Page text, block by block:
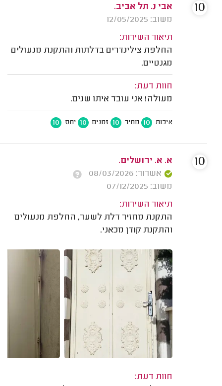
אבי נ. תל אביב.
משוב: 12/05/2025
תיאור השירות:
החלפת צילינדרים בדלתות והתקנת מנעולים
מגנטיים.
חוות דעת:
מעולה! אני עובד איתו שנים.
איכות 10 מחיר 10 זמנים 10 יחס 10
10
א. א. ירושלים.
אשרור: 08/03/2026
משוב: 07/12/2025
תיאור השירות:
התקנת מחזיר דלת לשער, החלפת מנעולים
והתקנת קודן מכאני.
חוות דעת:
10